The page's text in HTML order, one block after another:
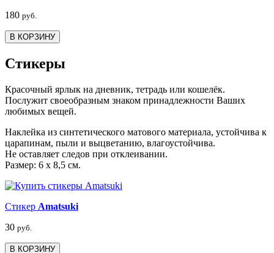
180 руб.
В КОРЗИНУ
Стикеры
Красочный ярлык на дневник, тетрадь или кошелёк.
Послужит своеобразным знаком принадлежности Ваших
любимых вещей.
Наклейка из синтетического матового материала, устойчива к
царапинам, пыли и выцветанию, влагоустойчива.
Не оставляет следов при отклеивании.
Размер: 6 х 8,5 см.
Стикер Amatsuki
30 руб.
В КОРЗИНУ